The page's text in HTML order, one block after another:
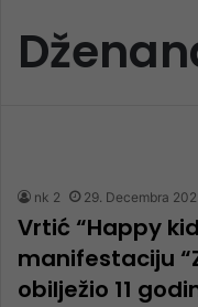
nk 2 29. Decembra
Vrtić “Happy
manifestaciju
obilježio 11